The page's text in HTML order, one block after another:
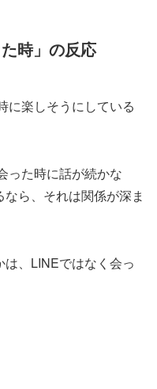
時」の反応
に楽しそうにしている
った時に話が続かな
ら、それは関係が深ま
、LINEではなく会っ